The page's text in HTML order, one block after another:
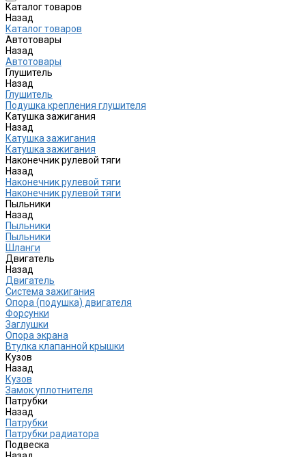
Каталог товаров
Назад
Каталог товаров
Автотовары
Назад
Автотовары
Глушитель
Назад
Глушитель
Подушка крепления глушителя
Катушка зажигания
Назад
Катушка зажигания
Катушка зажигания
Наконечник рулевой тяги
Назад
Наконечник рулевой тяги
Наконечник рулевой тяги
Пыльники
Назад
Пыльники
Пыльники
Шланги
Двигатель
Назад
Двигатель
Система зажигания
Опора (подушка) двигателя
Форсунки
Заглушки
Опора экрана
Втулка клапанной крышки
Кузов
Назад
Кузов
Замок уплотнителя
Патрубки
Назад
Патрубки
Патрубки радиатора
Подвеска